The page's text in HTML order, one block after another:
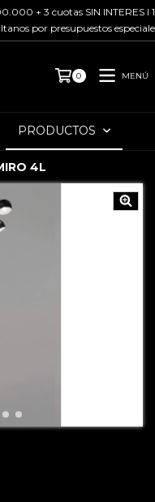
+ 3 cuotas SIN INTERES I 10%
por presupuestos especiales
0 MENÚ
PRODUCTOS
4L